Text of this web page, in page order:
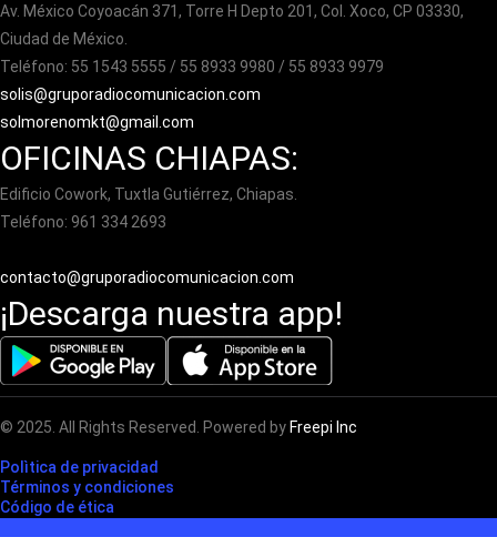
Av. México Coyoacán 371, Torre H Depto 201, Col. Xoco, CP 03330,
Ciudad de México.
Teléfono: 55 1543 5555 / 55 8933 9980 / 55 8933 9979
solis@gruporadiocomunicacion.com
solmorenomkt@gmail.com
OFICINAS CHIAPAS:
Edificio Cowork, Tuxtla Gutiérrez, Chiapas.
Teléfono: 961 334 2693
contacto@gruporadiocomunicacion.com
¡Descarga nuestra app!
© 2025. All Rights Reserved. Powered by Freepi Inc
Polìtica de privacidad
Términos y condiciones
Código de ética